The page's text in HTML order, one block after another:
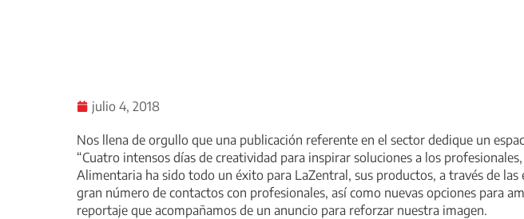
julio 4, 2018
Nos llena de orgullo que una publicación referente en el sector dedique un
“Cuatro intensos días de creatividad para inspirar soluciones a los
Alimentaria ha sido todo un éxito para LaZentral, sus productos, a través de
gran número de contactos con profesionales, así como nuevas opciones para
reportaje que acompañamos de un anuncio para reforzar nuestra imagen.